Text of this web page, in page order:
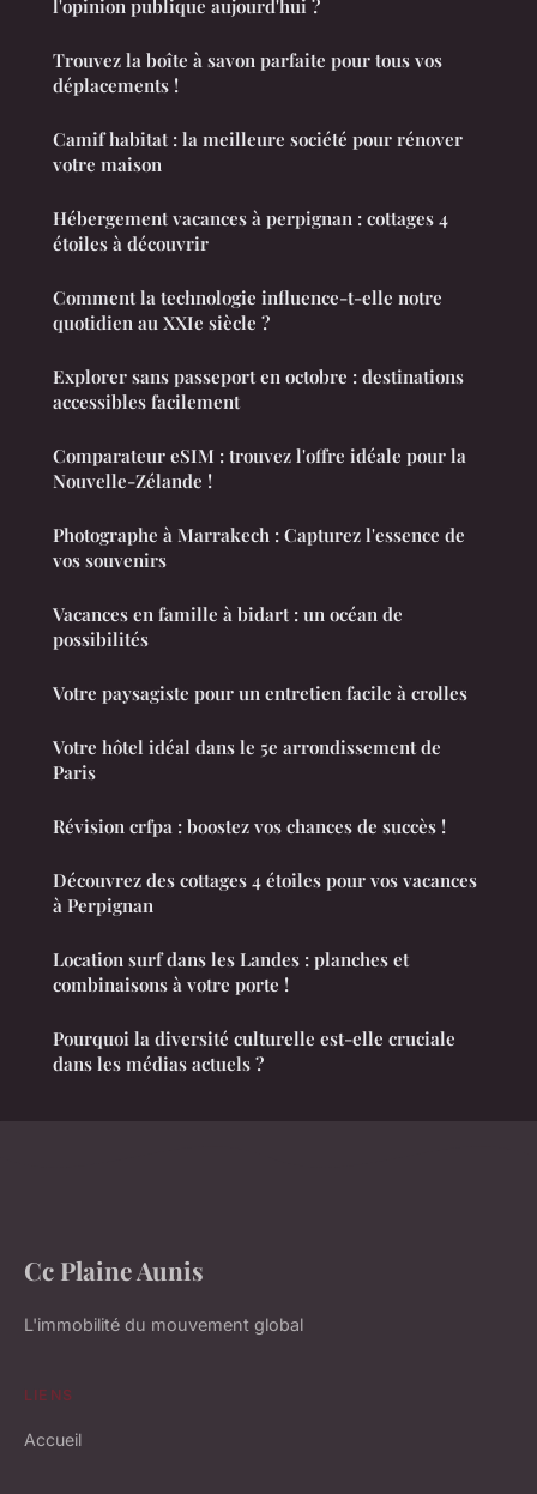
l'opinion publique aujourd'hui ?
Trouvez la boîte à savon parfaite pour tous vos
déplacements !
Camif habitat : la meilleure société pour rénover
votre maison
Hébergement vacances à perpignan : cottages 4
étoiles à découvrir
Comment la technologie influence-t-elle notre
quotidien au XXIe siècle ?
Explorer sans passeport en octobre : destinations
accessibles facilement
Comparateur eSIM : trouvez l'offre idéale pour la
Nouvelle-Zélande !
Photographe à Marrakech : Capturez l'essence de
vos souvenirs
Vacances en famille à bidart : un océan de
possibilités
Votre paysagiste pour un entretien facile à crolles
Votre hôtel idéal dans le 5e arrondissement de
Paris
Révision crfpa : boostez vos chances de succès !
Découvrez des cottages 4 étoiles pour vos vacances
à Perpignan
Location surf dans les Landes : planches et
combinaisons à votre porte !
Pourquoi la diversité culturelle est-elle cruciale
dans les médias actuels ?
Cc Plaine Aunis
L'immobilité du mouvement global
LIENS
Accueil